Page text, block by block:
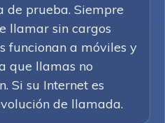
prueba. Siempre
llamar sin cargos
funcionan a móviles y
que llamas no
Si su Internet es
de llamada.